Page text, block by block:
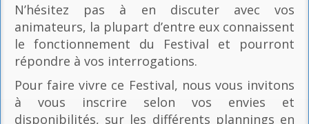
N’hésitez pas à en discuter avec vos
animateurs, la plupart d’entre eux connaissent
le fonctionnement du Festival et pourront
répondre à vos interrogations.
Pour faire vivre ce Festival, nous vous invitons
à vous inscrire selon vos envies et
disponibilités, sur les différents plannings en